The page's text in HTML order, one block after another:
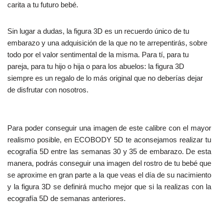
carita a tu futuro bebé.
Sin lugar a dudas, la figura 3D es un recuerdo único de tu
embarazo y una adquisición de la que no te arrepentirás, sobre
todo por el valor sentimental de la misma. Para tí, para tu
pareja, para tu hijo o hija o para los abuelos: la figura 3D
siempre es un regalo de lo más original que no deberías dejar
de disfrutar con nosotros.
Para poder conseguir una imagen de este calibre con el mayor
realismo posible, en ECOBODY 5D te aconsejamos realizar tu
ecografía 5D entre las semanas 30 y 35 de embarazo. De esta
manera, podrás conseguir una imagen del rostro de tu bebé que
se aproxime en gran parte a la que veas el día de su nacimiento
y la figura 3D se definirá mucho mejor que si la realizas con la
ecografía 5D de semanas anteriores.